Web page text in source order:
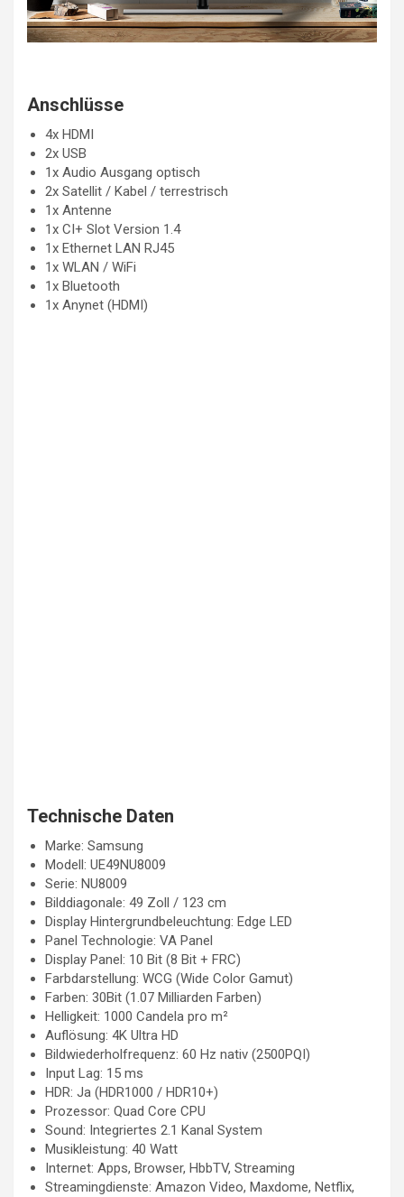
Anschlüsse
4x HDMI
2x USB
1x Audio Ausgang optisch
2x Satellit / Kabel / terrestrisch
1x Antenne
1x CI+ Slot Version 1.4
1x Ethernet LAN RJ45
1x WLAN / WiFi
1x Bluetooth
1x Anynet (HDMI)
Technische Daten
Marke: Samsung
Modell: UE49NU8009
Serie: NU8009
Bilddiagonale: 49 Zoll / 123 cm
Display Hintergrundbeleuchtung: Edge LED
Panel Technologie: VA Panel
Display Panel: 10 Bit (8 Bit + FRC)
Farbdarstellung: WCG (Wide Color Gamut)
Farben: 30Bit (1.07 Milliarden Farben)
Helligkeit: 1000 Candela pro m²
Auflösung: 4K Ultra HD
Bildwiederholfrequenz: 60 Hz nativ (2500PQI)
Input Lag: 15 ms
HDR: Ja (HDR1000 / HDR10+)
Prozessor: Quad Core CPU
Sound: Integriertes 2.1 Kanal System
Musikleistung: 40 Watt
Internet: Apps, Browser, HbbTV, Streaming
Streamingdienste: Amazon Video, Maxdome, Netflix,